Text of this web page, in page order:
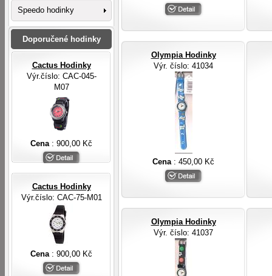
Olympia Hodinky
Výr. číslo: 41034
Cena : 450,00 Kč
Olympia Hodinky
Výr. číslo: 41037
Speedo hodinky
Doporučené hodinky
Cactus Hodinky
Výr.číslo: CAC-045-
M07
Cena : 900,00 Kč
Cactus Hodinky
Výr.číslo: CAC-75-M01
Cena : 900,00 Kč